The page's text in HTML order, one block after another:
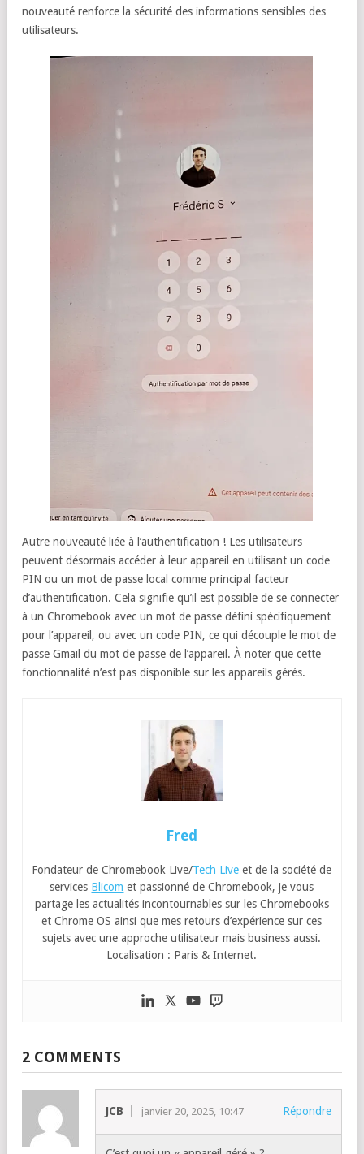
nouveauté renforce la sécurité des informations sensibles des
utilisateurs.
Autre nouveauté liée à l’authentification ! Les utilisateurs
peuvent désormais accéder à leur appareil en utilisant un code
PIN ou un mot de passe local comme principal facteur
d’authentification. Cela signifie qu’il est possible de se connecter
à un Chromebook avec un mot de passe défini spécifiquement
pour l’appareil, ou avec un code PIN, ce qui découple le mot de
passe Gmail du mot de passe de l’appareil. À noter que cette
fonctionnalité n’est pas disponible sur les appareils gérés.
Fred
Fondateur de Chromebook Live/Tech Live et de la société de
services Blicom et passionné de Chromebook, je vous
partage les actualités incontournables sur les Chromebooks
et Chrome OS ainsi que mes retours d’expérience sur ces
sujets avec une approche utilisateur mais business aussi.
Localisation : Paris & Internet.
2 COMMENTS
JCB janvier 20, 2025, 10:47 Répondre